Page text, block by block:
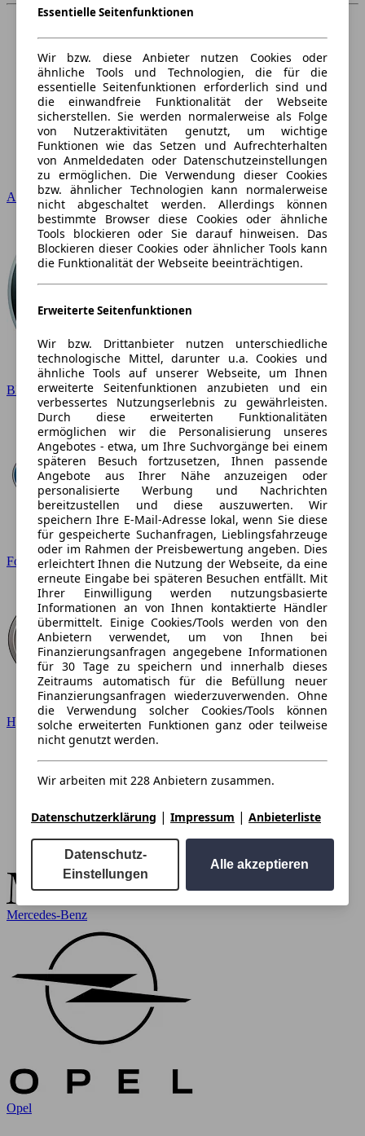
Audi
BMW
Ford
Hyundai
Mercedes-Benz
Opel
Essentielle Seitenfunktionen
Wir bzw. diese Anbieter nutzen Cookies oder
ähnliche Tools und Technologien, die für die
essentielle Seitenfunktionen erforderlich sind und
die einwandfreie Funktionalität der Webseite
sicherstellen. Sie werden normalerweise als Folge
von Nutzeraktivitäten genutzt, um wichtige
Funktionen wie das Setzen und Aufrechterhalten
von Anmeldedaten oder Datenschutzeinstellungen
zu ermöglichen. Die Verwendung dieser Cookies
bzw. ähnlicher Technologien kann normalerweise
nicht abgeschaltet werden. Allerdings können
bestimmte Browser diese Cookies oder ähnliche
Tools blockieren oder Sie darauf hinweisen. Das
Blockieren dieser Cookies oder ähnlicher Tools kann
die Funktionalität der Webseite beeinträchtigen.
Erweiterte Seitenfunktionen
Wir bzw. Drittanbieter nutzen unterschiedliche
technologische Mittel, darunter u.a. Cookies und
ähnliche Tools auf unserer Webseite, um Ihnen
erweiterte Seitenfunktionen anzubieten und ein
verbessertes Nutzungserlebnis zu gewährleisten.
Durch diese erweiterten Funktionalitäten
ermöglichen wir die Personalisierung unseres
Angebotes - etwa, um Ihre Suchvorgänge bei einem
späteren Besuch fortzusetzen, Ihnen passende
Angebote aus Ihrer Nähe anzuzeigen oder
personalisierte Werbung und Nachrichten
bereitzustellen und diese auszuwerten. Wir
speichern Ihre E-Mail-Adresse lokal, wenn Sie diese
für gespeicherte Suchanfragen, Lieblingsfahrzeuge
oder im Rahmen der Preisbewertung angeben. Dies
erleichtert Ihnen die Nutzung der Webseite, da eine
erneute Eingabe bei späteren Besuchen entfällt. Mit
Ihrer Einwilligung werden nutzungsbasierte
Informationen an von Ihnen kontaktierte Händler
übermittelt. Einige Cookies/Tools werden von den
Anbietern verwendet, um von Ihnen bei
Finanzierungsanfragen angegebene Informationen
für 30 Tage zu speichern und innerhalb dieses
Zeitraums automatisch für die Befüllung neuer
Finanzierungsanfragen wiederzuverwenden. Ohne
die Verwendung solcher Cookies/Tools können
solche erweiterten Funktionen ganz oder teilweise
nicht genutzt werden.
Wir arbeiten mit 228 Anbietern zusammen.
Datenschutzerklärung | Impressum | Anbieterliste
Datenschutz-
Einstellungen
Alle akzeptieren